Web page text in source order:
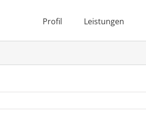
Profil Leistungen